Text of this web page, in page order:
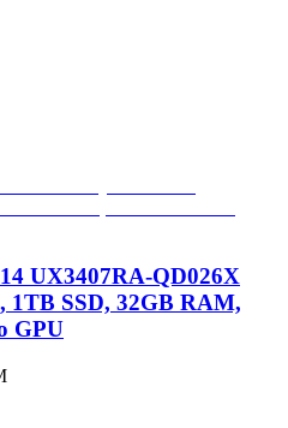
UX3407RA-QD026X
1TB SSD, 32GB RAM,
GPU